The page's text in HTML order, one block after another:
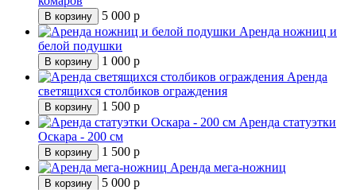
В корзину 5 000 р
Аренда ножниц и
белой подушки
В корзину 1 000 р
Аренда
светящихся столбиков ограждения
В корзину 1 500 р
Аренда статуэтки
Оскара - 200 см
В корзину 1 500 р
Аренда мега-ножниц
В корзину 5 000 р